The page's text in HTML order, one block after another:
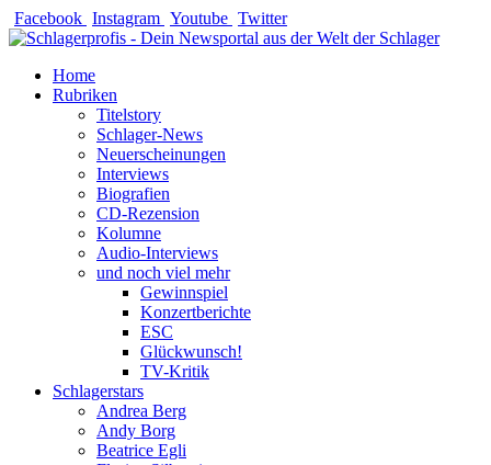
Zum
Inhalt
Facebook Instagram Youtube Twitter
Home
Rubriken
Titelstory
Schlager-News
Neuerscheinungen
Interviews
Biografien
CD-Rezension
Kolumne
Audio-Interviews
und noch viel mehr
Gewinnspiel
Konzertberichte
ESC
Glückwunsch!
TV-Kritik
Schlagerstars
Andrea Berg
Andy Borg
Beatrice Egli